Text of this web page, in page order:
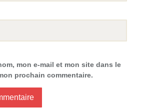
mon e-mail et mon site dans le
prochain commentaire.